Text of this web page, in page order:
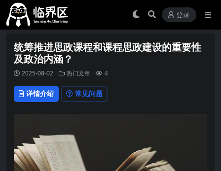
登录
统筹推进思政课程和课程思政建设的重要性
及政治内涵？
2025-08-02 热门文章 4
详情介绍 常见问题